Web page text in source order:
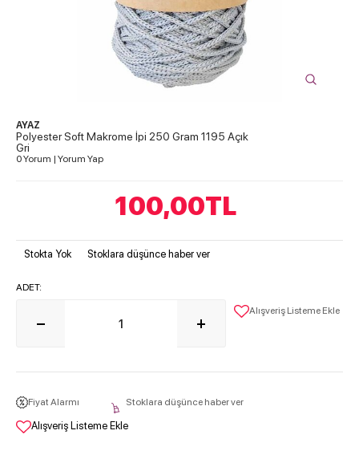
AYAZ
Polyester Soft Makrome İpi 250 Gram 1195 Açık
Gri
0 Yorum | Yorum Yap
100,00TL
Stokta Yok Stoklara düşünce haber ver
ADET:
Alışveriş Listeme Ekle
Fiyat Alarmı Stoklara düşünce haber ver
Alışveriş Listeme Ekle